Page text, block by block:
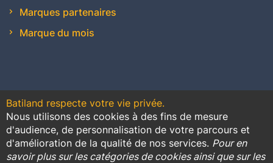
Marques partenaires
Marque du mois
Contact Conditions générales de vente
Promotions
Batiland respecte votre vie privée.
Nous utilisons des cookies à des fins de mesure
d'audience, de personnalisation de votre parcours et
d'amélioration de la qualité de nos services. Pour en
savoir plus sur les catégories de cookies ainsi que sur les